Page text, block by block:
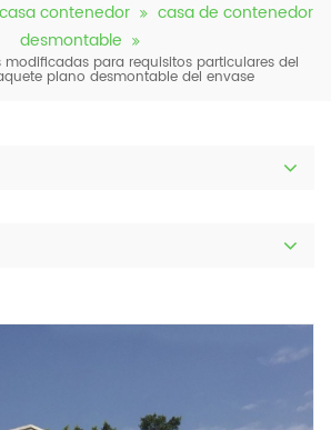
casa contenedor
casa de contenedor
desmontable
para requisitos particulares del
plano desmontable del envase